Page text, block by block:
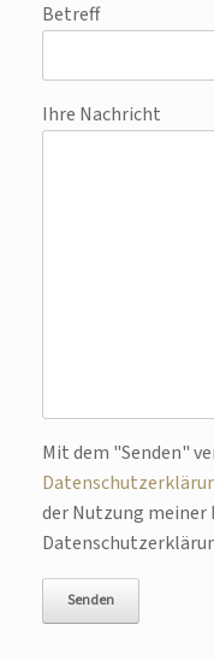
Betreff
Ihre Nachricht
Bitte lasse dieses
Mit dem "Senden"
der Nutzung meiner